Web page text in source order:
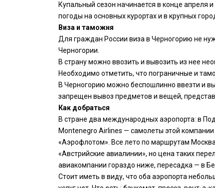
Купальный сезон начинается в конце апреля
погоды на основных курортах и в крупных
Виза и таможня
Для граждан России виза в Черногорию не
Черногории.
В страну можно ввозить и вывозить из нее
Необходимо отметить, что пограничные и
В Черногорию можно беспошлинно ввезти и
запрещен вывоз предметов и вещей,
Как добраться
В стране два международных аэропорта: в
Montenegro Airlines — самолеты этой
«Аэрофлотом». Все лето по маршрутам
«Австрийские авиалинии», но цена таких
авиакомпании гораздо ниже, пересадка — в
Стоит иметь в виду, что оба аэропорта